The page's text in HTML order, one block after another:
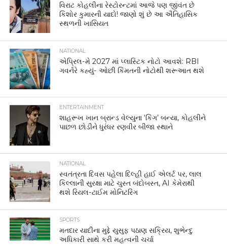
વિરાટ કોહલીના રેસ્ટોરન્ટમાં આજે પણ જીવંત છે
કિશોર કુમારની યાદો! જાણો શું છે આ ઐતિહાસિક
સ્થળની ખાસિયત
NATIONAL
એપ્રિલ-મે 2027 માં પ્લાસ્ટિક નોટો આવશે: RBI
ગવર્નરે કહ્યું- ઓછી કિંમતની નોટોથી શરૂઆત થશે
ENTERTAINMENT
શાહરૂખ ખાન બ્રાન્ડ વેલ્યુના ‘કિંગ’ બન્યા, કોહલીને
પાછળ છોડીને ધુરંધર રણવીર બીજા સ્થાને
NATIONAL
સ્વતંત્રતા દિવસ પહેલા દિલ્હી હાઈ એલર્ટ પર, લાલ
કિલ્લાની સુરક્ષા માટે ચુસ્ત બંદોબસ્ત, AI કેમેરાથી
થશે રિયલ-ટાઈમ મોનિટરિંગ
SPORTS
મતદાર યાદીના મુદ્દે યુસુફ પઠાણ સક્રિય, શુભેન્દુ
અધિકારી સાથે કરી મહત્વની ચર્ચા